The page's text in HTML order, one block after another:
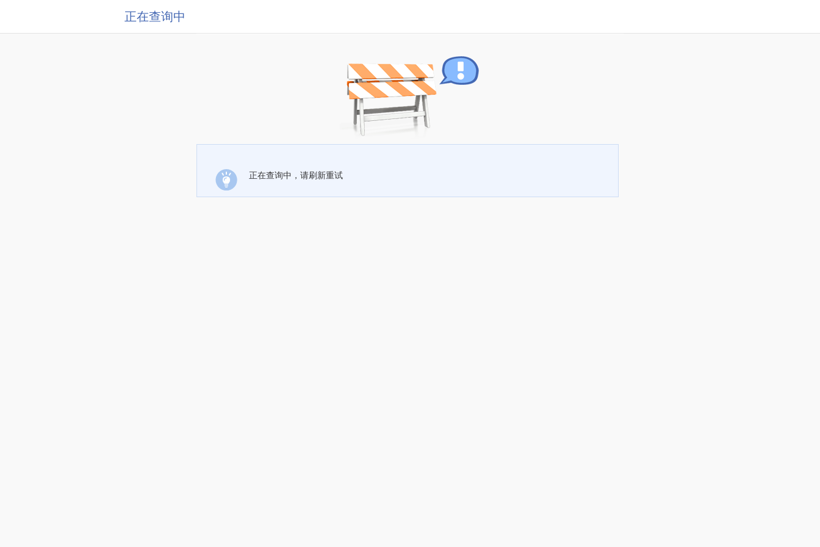
正在查询中
正在查询中，请刷新重试